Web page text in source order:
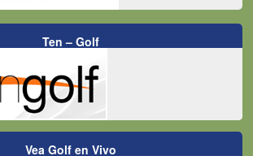
Ten – Golf
Vea Golf en Vivo